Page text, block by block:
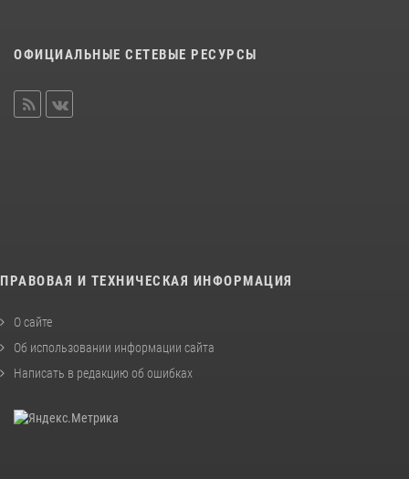
ОФИЦИАЛЬНЫЕ СЕТЕВЫЕ РЕСУРСЫ
ПРАВОВАЯ И ТЕХНИЧЕСКАЯ ИНФОРМАЦИЯ
О сайте
Об использовании информации сайта
Написать в редакцию об ошибках